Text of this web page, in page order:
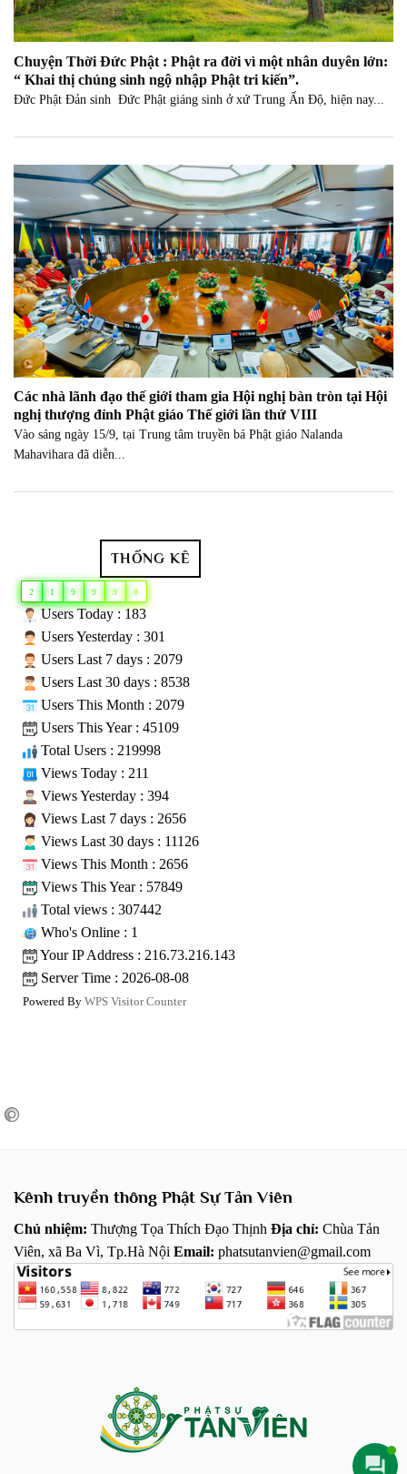
Chuyện Thời Đức Phật : Phật ra đời vì một nhân duyên lớn:
“ Khai thị chúng sinh ngộ nhập Phật tri kiến”.
Đức Phật Đản sinh Đức Phật giáng sinh ở xứ Trung Ấn Độ, hiện nay...
Các nhà lãnh đạo thế giới tham gia Hội nghị bàn tròn tại Hội
nghị thượng đỉnh Phật giáo Thế giới lần thứ VIII
Vào sáng ngày 15/9, tại Trung tâm truyền bá Phật giáo Nalanda
Mahavihara đã diễn...
THỐNG KÊ
2 1 9 9 9 8
Users Today : 183
Users Yesterday : 301
Users Last 7 days : 2079
Users Last 30 days : 8538
Users This Month : 2079
Users This Year : 45109
Total Users : 219998
Views Today : 211
Views Yesterday : 394
Views Last 7 days : 2656
Views Last 30 days : 11126
Views This Month : 2656
Views This Year : 57849
Total views : 307442
Who's Online : 1
Your IP Address : 216.73.216.143
Server Time : 2026-08-08
Powered By WPS Visitor Counter
Kênh truyền thông Phật Sự Tản Viên
Chủ nhiệm: Thượng Tọa Thích Đạo Thịnh Địa chỉ: Chùa Tản
Viên, xã Ba Vì, Tp.Hà Nội Email: phatsutanvien@gmail.com